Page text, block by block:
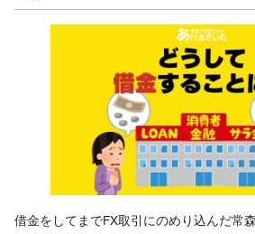
借金をしてまでFX取引にのめり込んだ常